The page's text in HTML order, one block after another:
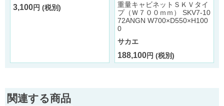
3,100円 (税別)
重量キャビネットＳＫＶタイ
プ（Ｗ７００ｍｍ） SKV7-10
72ANGN W700×D550×H100
0
サカエ
188,100円 (税別)
関連する商品